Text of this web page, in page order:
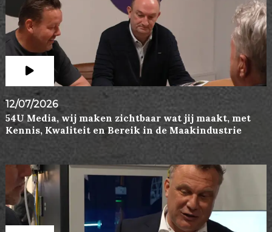
12/07/2026
54U Media, wij maken zichtbaar wat jij maakt, met
Kennis, Kwaliteit en Bereik in de Maakindustrie